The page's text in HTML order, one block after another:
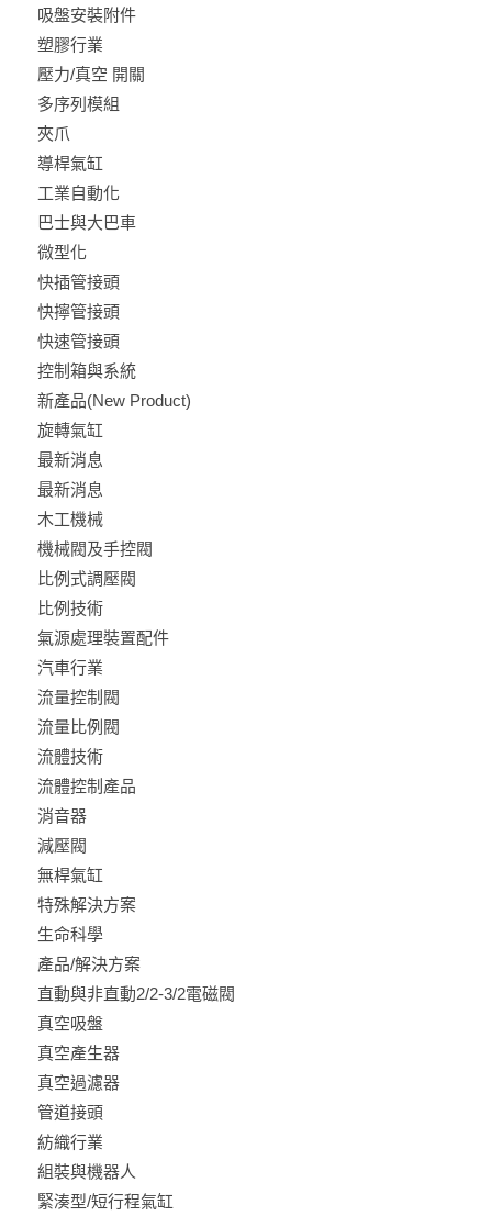
吸盤安裝附件
塑膠行業
壓力/真空 開關
多序列模組
夾爪
導桿氣缸
工業自動化
巴士與大巴車
微型化
快插管接頭
快擰管接頭
快速管接頭
控制箱與系統
新產品(New Product)
旋轉氣缸
最新消息
最新消息
木工機械
機械閥及手控閥
比例式調壓閥
比例技術
氣源處理裝置配件
汽車行業
流量控制閥
流量比例閥
流體技術
流體控制產品
消音器
減壓閥
無桿氣缸
特殊解決方案
生命科學
產品/解決方案
直動與非直動2/2-3/2電磁閥
真空吸盤
真空產生器
真空過濾器
管道接頭
紡織行業
組裝與機器人
緊湊型/短行程氣缸